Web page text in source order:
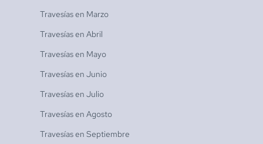
Travesías en Marzo
Travesías en Abril
Travesías en Mayo
Travesías en Junio
Travesías en Julio
Travesías en Agosto
Travesías en Septiembre